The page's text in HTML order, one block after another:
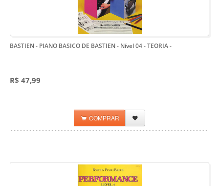
BASTIEN - PIANO BASICO DE BASTIEN - Nível 04 - TEORIA-
R$ 47,99
COMPRAR